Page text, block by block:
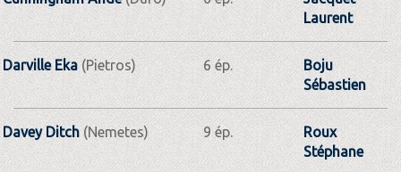
Laurent
Darville Eka (Pietros) 6 ép.
Boju
Sébastien
Davey Ditch (Nemetes) 9 ép.
Roux
Stéphane